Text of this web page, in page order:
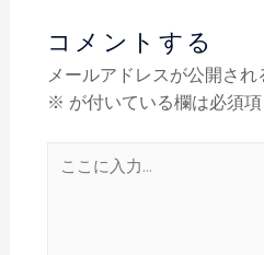
コメントする
メールアドレスが公開され
※ が付いている欄は必須